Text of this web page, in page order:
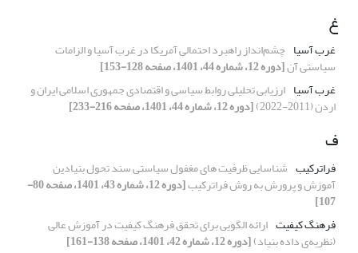
غ
غرب آسیا چشم‌انداز راهبرد احتمالی آمریکا در غرب آسیا و الزامات
سیاستی آن[دوره 12، شماره 44، 1401، صفحه 128-153]
غرب آسیا ارزیابی تحلیلی روابط سیاسی و اقتصادی جمهوری اسلامی ایران و
اردن (2011-2022) [دوره 12، شماره 44، 1401، صفحه 216-233]
ف
فراترکیب شناسایی ظرفیت های مغفول سیاستی سند تحول بنیادین
آموزش و پرورش به روش فراترکیب [دوره 12، شماره 43، 1401، صفحه 80-
107]
فرهنگ کیفیت ارائه الگویی برای تحقق فرهنگ کیفیت در آموزش عالی
(نظریه‌ی داده بنیاد)[دوره 12، شماره 42، 1401، صفحه 138-161]